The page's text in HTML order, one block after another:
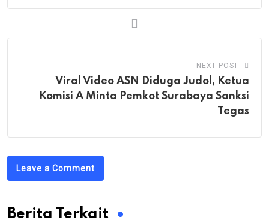
NEXT POST
Viral Video ASN Diduga Judol, Ketua
Komisi A Minta Pemkot Surabaya Sanksi
Tegas
Leave a Comment
Berita Terkait